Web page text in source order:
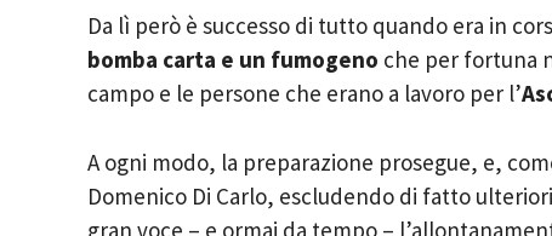
Da lì però è successo di tutto quando era in
bomba carta e un fumogeno che per fortuna
campo e le persone che erano a lavoro per l’
A ogni modo, la preparazione prosegue, e,
Domenico Di Carlo, escludendo di fatto
gran voce – e ormai da tempo –